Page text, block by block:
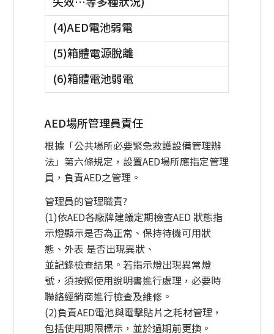
(4)AED電池弱電
(5)箱體電源脫離
(6)箱體電池弱電
AED場所管理員責任
根據「公共場所必要緊急救護設備管理辦
法」第六條規定，設置AED場所應指定管理
員，負責AED之管理。
管理員的管理職責?
(1)依AED各廠牌建議定期檢查AED 狀態指
示燈顯示是否為正常、保持待機可用狀
態、外表 是否出現異狀、
並記錄檢查結果。若指示燈出現異常燈
號，須按照使用說明書進行處理，必要時
聯絡經銷商進行檢查及維修。
(2)負責AED電池與電擊貼片之耗材管理，
包括使用期限標示，並於過期前更換。